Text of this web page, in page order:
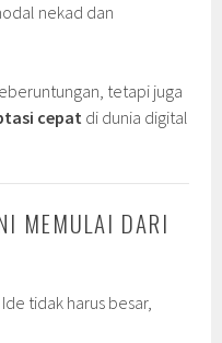
nekad dan
tetapi juga
cepat di dunia digital
MEMULAI DARI
Ide tidak harus besar,